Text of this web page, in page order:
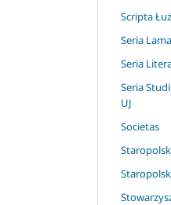
Scripta
Seria
Seria
UJ
Societas